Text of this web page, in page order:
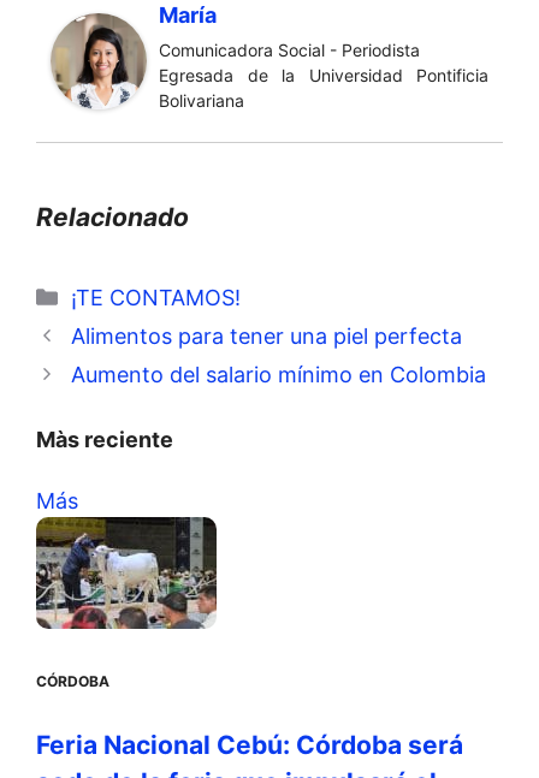
María
Comunicadora Social - Periodista
Egresada de la Universidad Pontificia
Bolivariana
Relacionado
Categorías
¡TE CONTAMOS!
Alimentos para tener una piel perfecta
Aumento del salario mínimo en Colombia
Màs reciente
Más
CÓRDOBA
Feria Nacional Cebú: Córdoba será